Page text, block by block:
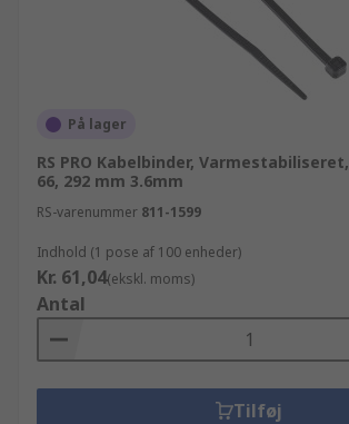
På lager
RS PRO Kabelbinder,
66, 292 mm 3.6mm
RS-varenummer 811-1599
Indhold (1 pose af 100 enheder)
Kr. 61,04(ekskl. moms)
Antal
Tilføj